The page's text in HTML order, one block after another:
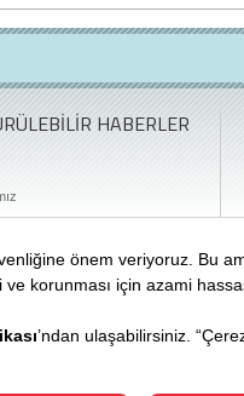
HABERLER
Kütüphanesi